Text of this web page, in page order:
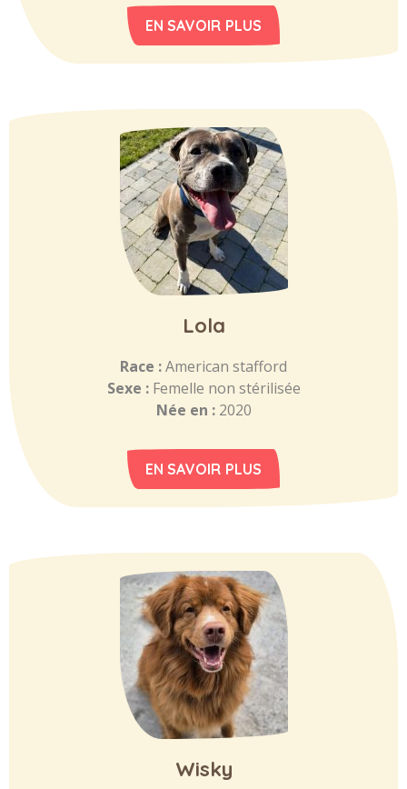
EN SAVOIR PLUS
Lola
Race :American stafford
Sexe : Femelle non stérilisée
Née en : 2020
EN SAVOIR PLUS
Wisky